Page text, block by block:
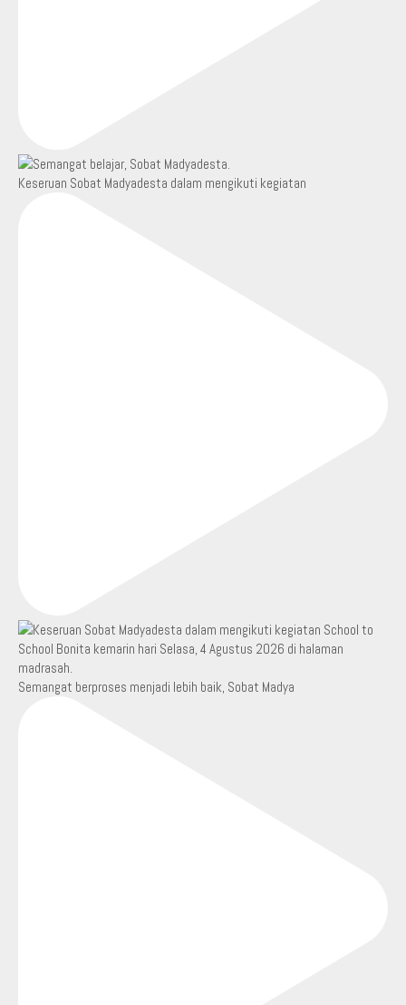
Keseruan Sobat Madyadesta dalam mengikuti kegiatan
Semangat berproses menjadi lebih baik, Sobat Madya